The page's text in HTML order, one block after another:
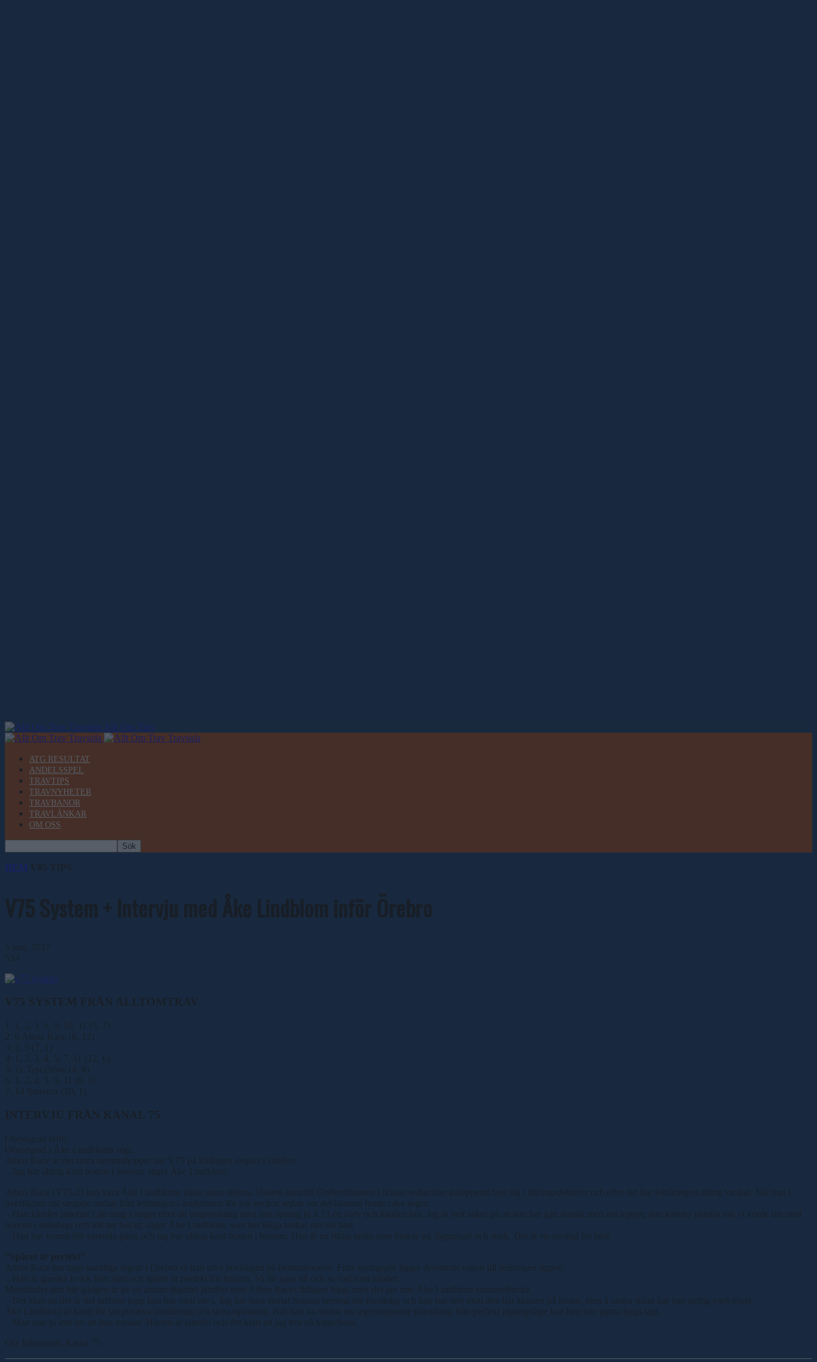
Allt Om Trav
ATG RESULTAT
ANDELSSPEL
TRAVTIPS
TRAVNYHETER
TRAVBANOR
TRAVLÄNKAR
OM OSS
HEM V85 TIPS
V75 System + Intervju med Åke Lindblom inför Örebro
5 maj, 2017
553
V75 SYSTEM FRÅN ALLTOMTRAV
1: 1, 2, 3, 6, 9, 10, 11 (5, 7)
2: 6 Athos Race (8, 12)
3: 2, 5 (7, 1)
4: 1, 2, 3, 4, 5, 7, 11 (12, 6)
5: 11 Test Drive (4, 8)
6: 1, 2, 4, 5, 9, 11 (8, 3)
7: 14 Sauveur (10, 1)
INTERVJU FRÅN KANAL 75
Obesegrad felfri.
Obesegrad i Åke Lindbloms regi.
Athos Race är det stora hemmahoppet när V75 på lördagen avgörs i Örebro.
– Jag har aldrig känt botten i honom, säger Åke Lindblom.
Athos Race (V75-2) kan vara Åke Lindbloms nästa stora stjärna. Hästen kom till Örebrotränaren i höstas sedan han galopperat bort sig i tävlingsdebuten och efter det har femåringen aldrig torskat. När han i
överlägsen stil stegade undan från ledningen i årsdebuten för två veckor sedan var det hästens femte raka seger.
– Han kändes jättefin! Lite tung i steget efter all vinterträning men han sprang ju 1.13 ett varv och kändes bra. Jag är helt säker på att han har gått framåt med det loppet, han kändes jättefin när vi körde lite med
honom i måndags och allt ser bra ut, säger Åke Lindblom, som har höga tankar om sin häst.
– Han har vunnit lätt varenda gång och jag har aldrig känt botten i honom. Han är en riktig tanks som lunkar på, lågpulsad och stark. Det är en otroligt fin häst.
”Spåret är perfekt”
Athos Race har tagit samtliga segrar i Örebro så han trivs bevisligen på hemmaovalen. Från springspår ligger dessutom vägen till ledningen öppen.
– Han är ganska kvick från start och spåret är perfekt för honom. Vi får gasa till och se vad som händer.
Motståndet den här gången är av en annan dignitet jämfört med Athos Races tidigare lopp, men det ger inte Åke Lindblom skrämselhicka.
– Det klart att det är det tuffaste lopp han har varit ute i. Jag har bara startat honom hemma lite försiktigt och han har inte mött den här klassen på hästar, men å andra sidan har han aldrig varit tömd.
Åke Lindblom är känd för sin positiva inställning och stora optimism. När han nu startar en segerstaplande jättetalang från perfekt utgångsläge kan han inte gärna ligga lågt.
– Man kan ju inte tro att han torskar. Hästen är jättefin och det klart att jag tror på toppchans.
Ola Johansson, Kanal 75